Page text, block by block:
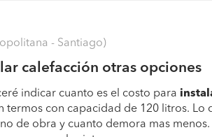
- Santiago)
calefacción otras opciones
indicar cuanto es el costo para
termos con capacidad de 120 litros. Lo
de obra y cuanto demora mas menos.